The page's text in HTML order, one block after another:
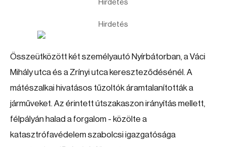
Hirdetés
Hirdetés
Összeütközött két személyautó Nyírbátorban, a Váci
Mihály utca és a Zrínyi utca kereszteződésénél. A
mátészalkai hivatásos tűzoltók áramtalanították a
járműveket. Az érintett útszakaszon irányítás mellett,
félpályán halad a forgalom - közölte a
katasztrófavédelem szabolcsi igazgatósága